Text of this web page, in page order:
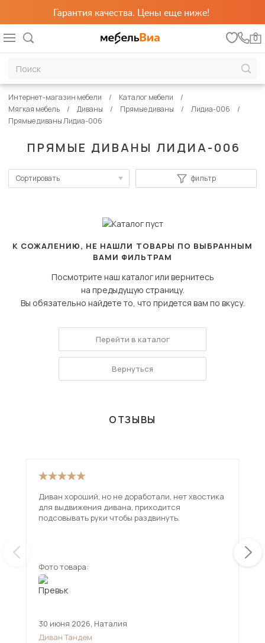
Гарантия качества. Цены еще ниже!
0
ПРЯМЫЕ ДИВАНЫ ЛИДИА-006
Интернет-магазин мебели
Каталог мебели
Мягкая мебель
Диваны Прямые диваны
Лидиа-006
Прямые диваны Лидиа-006
Сортировать
Сначала дешевые
фильтр
К СОЖАЛЕНИЮ, НЕ НАШЛИ ТОВАРЫ ПО ВЫБРАННЫМ
ВАМИ ФИЛЬТРАМ
Посмотрите наш каталог или вернитесь
на предыдущую страницу.
Вы обязательно найдете то, что придется вам по вкусу.
Перейти в каталог
Вернуться
ОТЗЫВЫ
Диван хороший, но не доработали, нет хвостика
для выдвижения дивана, приходится
подсовывать руки чтобы раздвинуть.
Фото товара:
30 июня 2026, Наталия
Диван Тандем